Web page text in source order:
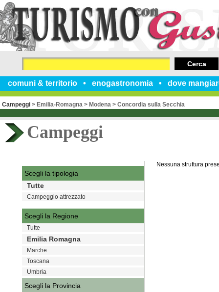
comuni & territorio enogastronomia dove
Cerca
Campeggi > Emilia-Romagna > Modena > Concordia sulla Secchia
Campeggi
Nessuna struttura
Scegli la tipologia
Tutte
Campeggio attrezzato
Scegli la Regione
Tutte
Emilia Romagna
Marche
Toscana
Umbria
Scegli la Provincia